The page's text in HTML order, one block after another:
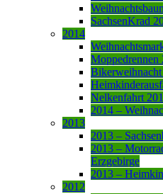
SachsenKrad
2014
Moppedrennen
Nelkenfahrt
2014 –
2013
2013 –
2013 –
Erzgebirge
2013 –
2012